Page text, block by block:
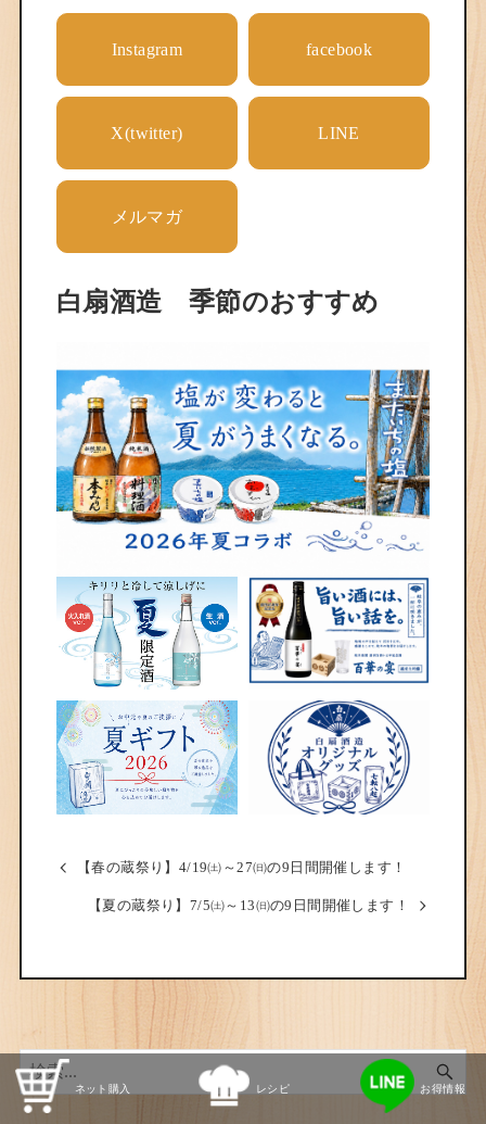
Instagram facebook
X(twitter) LINE
メルマガ
白扇酒造 季節のおすすめ
【春の蔵祭り】4/19㈯～27㈰の9日間開催します！
【夏の蔵祭り】7/5㈯～13㈰の9日間開催します！
ネット購入 レシピ お得情報